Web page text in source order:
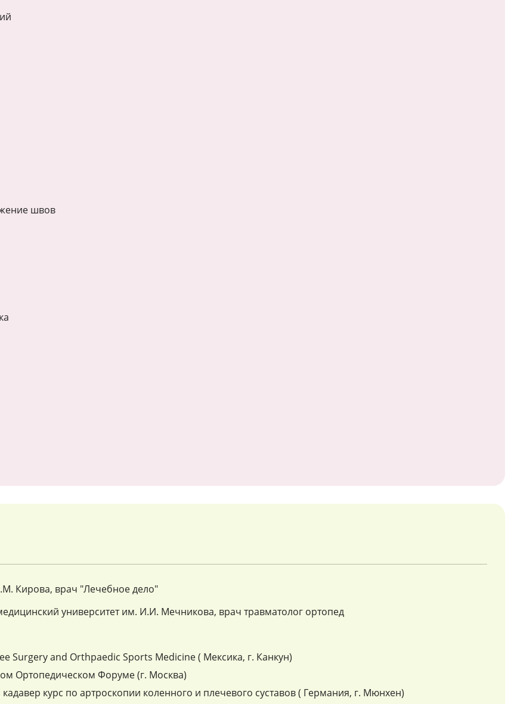
швов
Кирова, врач "Лечебное дело"
университет им. И.И. Мечникова, врач травматолог ортопед
Surgery and Orthpaedic Sports Medicine ( Мексика, г. Канкун)
Ортопедическом Форуме (г. Москва)
курс по артроскопии коленного и плечевого суставов ( Германия, г. Мюнхен)